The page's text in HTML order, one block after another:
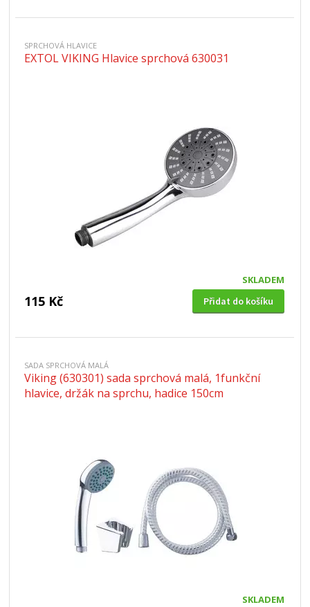
SPRCHOVÁ HLAVICE
EXTOL VIKING Hlavice sprchová 630031
SKLADEM
115 Kč Přidat do košíku
SADA SPRCHOVÁ MALÁ
Viking (630301) sada sprchová malá, 1funkční
hlavice, držák na sprchu, hadice 150cm
SKLADEM